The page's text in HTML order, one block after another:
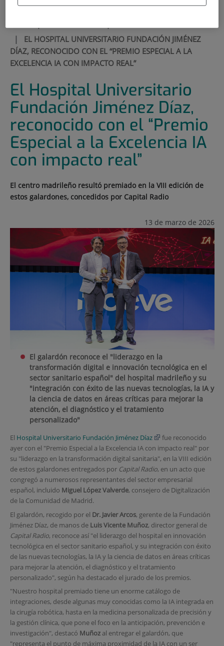
| EL HOSPITAL UNIVERSITARIO FUNDACIÓN JIMÉNEZ
DÍAZ, RECONOCIDO CON EL “PREMIO ESPECIAL A LA
EXCELENCIA IA CON IMPACTO REAL”
El Hospital Universitario
Fundación Jiménez Díaz,
reconocido con el “Premio
Especial a la Excelencia IA
con impacto real”
El centro madrileño resultó premiado en la VIII edición de
estos galardones, concedidos por Capital Radio
13 de marzo de 2026
El galardón reconoce el "liderazgo en la
transformación digital e innovación tecnológica en el
sector sanitario español" del hospital madrileño y su
"integración con éxito de las nuevas tecnologías, la IA y
la ciencia de datos en áreas críticas para mejorar la
atención, el diagnóstico y el tratamiento
personalizado"
El Hospital Universitario Fundación Jiménez Díaz
fue reconocido
ayer con el "Premio Especial a la Excelencia IA con impacto real" por
su "liderazgo en la transformación digital sanitaria", en la VIII edición
de estos galardones entregados por Capital Radio, en un acto que
congregó a numerosos representantes del sector empresarial
español, incluido Miguel López Valverde, consejero de Digitalización
de la Comunidad de Madrid.
El galardón, recogido por el Dr. Javier Arcos, gerente de la Fundación
Jiménez Díaz, de manos de Luis Vicente Muñoz, director general de
Capital Radio, reconoce así "el liderazgo del hospital en innovación
tecnológica en el sector sanitario español, y su integración con éxito
de las nuevas tecnologías, la IA y la ciencia de datos en áreas críticas
para mejorar la atención, el diagnóstico y el tratamiento
personalizado", según ha destacado el jurado de los premios.
"Nuestro hospital premiado tiene un enorme catálogo de
integraciones, desde algunas muy conocidas como la IA integrada en
la cirugía robótica, hasta en la medicina personalizada de precisión y
la gestión clínica, que pone el foco en la anticipación, prevención e
investigación", destacó Muñozal entregar el galardón, que
"representa el punto de máxima proximidad de la IA con un ser